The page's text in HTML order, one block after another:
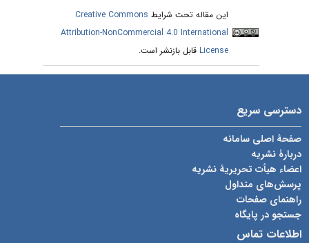
این مقاله تحت شرایطCreative Commons
Attribution-NonCommercial 4.0 International
Licenseقابل بازنشر است.
دسترسی سریع
صفحۀ اصلی سامانه
دربارۀ نشریه
اعضاء هیأت تحریریۀ نشریه
پرسش‌های متداول
راهنمای صفحات
جستجو در پایگاه
اطلاعات تماس